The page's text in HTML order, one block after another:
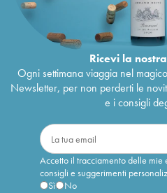
Ricevi la
Ogni settimana viaggia nel
Newsletter, per non perderti le
e i consigli
Accetto il tracciamento delle mie
consigli e suggerimenti
Sì
No